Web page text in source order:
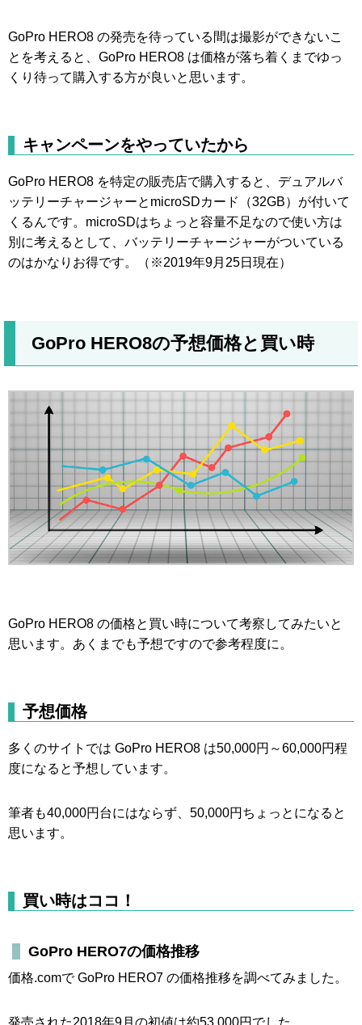
GoPro HERO8 の発売を待っている間は撮影ができないこ
とを考えると、GoPro HERO8 は価格が落ち着くまでゆっ
くり待って購入する方が良いと思います。
キャンペーンをやっていたから
GoPro HERO8 を特定の販売店で購入すると、デュアルバ
ッテリーチャージャーとmicroSDカード（32GB）が付いて
くるんです。microSDはちょっと容量不足なので使い方は
別に考えるとして、バッテリーチャージャーがついている
のはかなりお得です。（※2019年9月25日現在）
GoPro HERO8の予想価格と買い時
GoPro HERO8 の価格と買い時について考察してみたいと
思います。あくまでも予想ですので参考程度に。
予想価格
多くのサイトでは GoPro HERO8 は50,000円～60,000円程
度になると予想しています。
筆者も40,000円台にはならず、50,000円ちょっとになると
思います。
買い時はココ！
GoPro HERO7の価格推移
価格.comで GoPro HERO7 の価格推移を調べてみました。
発売された2018年9月の初値は約53,000円でした。